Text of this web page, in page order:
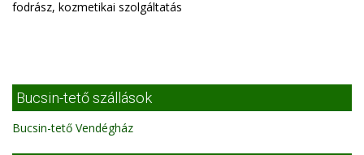
fodrász, kozmetikai szolgáltatás
Bucsin-tető szállások
Bucsin-tető Vendégház